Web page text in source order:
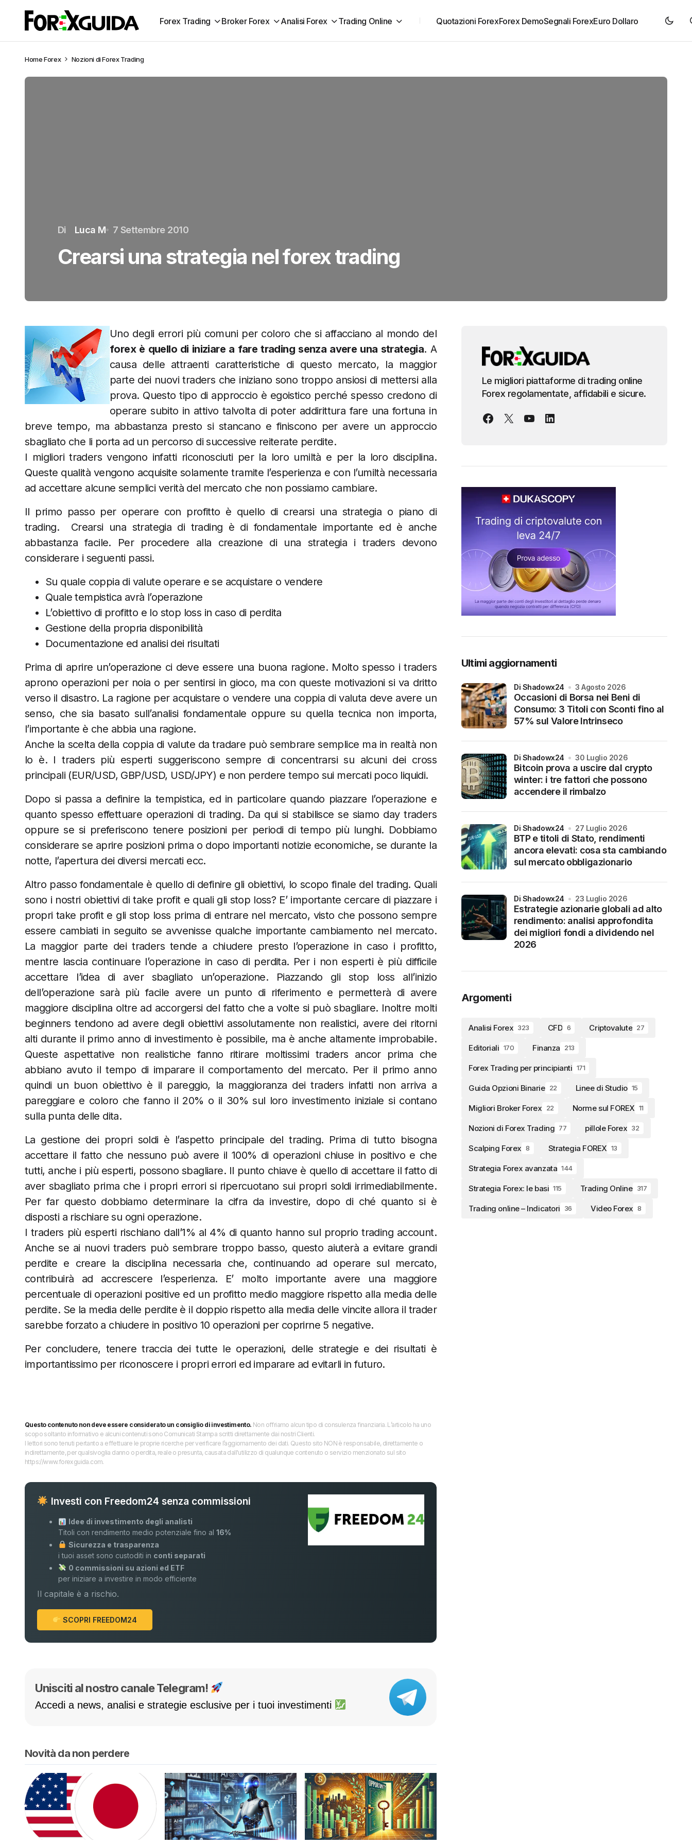
Forex Trading Broker Forex Analisi Forex Trading Online Quotazioni ForexForex DemoSegnali ForexEuro Dollaro
HomeForex Nozioni di Forex Trading
Di Luca M 7 Settembre 2010
Crearsi una strategia nel forex trading
Uno degli errori più comuni per coloro che si affacciano al mondo del
forex è quello di iniziare a fare trading senza avere una strategia. A
causa delle attraenti caratteristiche di questo mercato, la maggior
parte dei nuovi traders che iniziano sono troppo ansiosi di mettersi alla
prova. Questo tipo di approccio è egoistico perché spesso credono di
operare subito in attivo talvolta di poter addirittura fare una fortuna in
breve tempo, ma abbastanza presto si stancano e finiscono per avere un approccio
sbagliato che li porta ad un percorso di successive reiterate perdite.
I migliori traders vengono infatti riconosciuti per la loro umiltà e per la loro disciplina.
Queste qualità vengono acquisite solamente tramite l’esperienza e con l’umiltà necessaria
ad accettare alcune semplici verità del mercato che non possiamo cambiare.
Il primo passo per operare con profitto è quello di crearsi una strategia o piano di
trading. Crearsi una strategia di trading è di fondamentale importante ed è anche
abbastanza facile. Per procedere alla creazione di una strategia i traders devono
considerare i seguenti passi.
Su quale coppia di valute operare e se acquistare o vendere
Quale tempistica avrà l’operazione
L’obiettivo di profitto e lo stop loss in caso di perdita
Gestione della propria disponibilità
Documentazione ed analisi dei risultati
Prima di aprire un’operazione ci deve essere una buona ragione. Molto spesso i traders
aprono operazioni per noia o per sentirsi in gioco, ma con queste motivazioni si va dritto
verso il disastro. La ragione per acquistare o vendere una coppia di valuta deve avere un
senso, che sia basato sull’analisi fondamentale oppure su quella tecnica non importa,
l’importante è che abbia una ragione.
Anche la scelta della coppia di valute da tradare può sembrare semplice ma in realtà non
lo è. I traders più esperti suggeriscono sempre di concentrarsi su alcuni dei cross
principali (EUR/USD, GBP/USD, USD/JPY) e non perdere tempo sui mercati poco liquidi.
Dopo si passa a definire la tempistica, ed in particolare quando piazzare l’operazione e
quanto spesso effettuare operazioni di trading. Da qui si stabilisce se siamo day traders
oppure se si preferiscono tenere posizioni per periodi di tempo più lunghi. Dobbiamo
considerare se aprire posizioni prima o dopo importanti notizie economiche, se durante la
notte, l’apertura dei diversi mercati ecc.
Altro passo fondamentale è quello di definire gli obiettivi, lo scopo finale del trading. Quali
sono i nostri obiettivi di take profit e quali gli stop loss? E’ importante cercare di piazzare i
propri take profit e gli stop loss prima di entrare nel mercato, visto che possono sempre
essere cambiati in seguito se avvenisse qualche importante cambiamento nel mercato.
La maggior parte dei traders tende a chiudere presto l’operazione in caso i profitto,
mentre lascia continuare l’operazione in caso di perdita. Per i non esperti è più difficile
accettare l’idea di aver sbagliato un’operazione. Piazzando gli stop loss all’inizio
dell’operazione sarà più facile avere un punto di riferimento e permetterà di avere
maggiore disciplina oltre ad accorgersi del fatto che a volte si può sbagliare. Inoltre molti
beginners tendono ad avere degli obiettivi assolutamente non realistici, avere dei ritorni
alti durante il primo anno di investimento è possibile, ma è anche altamente improbabile.
Queste aspettative non realistiche fanno ritirare moltissimi traders ancor prima che
abbiano avuto il tempo di imparare il comportamento del mercato. Per il primo anno
quindi un buon obiettivo è il pareggio, la maggioranza dei traders infatti non arriva a
pareggiare e coloro che fanno il 20% o il 30% sul loro investimento iniziale si contano
sulla punta delle dita.
La gestione dei propri soldi è l’aspetto principale del trading. Prima di tutto bisogna
accettare il fatto che nessuno può avere il 100% di operazioni chiuse in positivo e che
tutti, anche i più esperti, possono sbagliare. Il punto chiave è quello di accettare il fatto di
aver sbagliato prima che i propri errori si ripercuotano sui propri soldi irrimediabilmente.
Per far questo dobbiamo determinare la cifra da investire, dopo di ché quanto si è
disposti a rischiare su ogni operazione.
I traders più esperti rischiano dall’1% al 4% di quanto hanno sul proprio trading account.
Anche se ai nuovi traders può sembrare troppo basso, questo aiuterà a evitare grandi
perdite e creare la disciplina necessaria che, continuando ad operare sul mercato,
contribuirà ad accrescere l’esperienza. E’ molto importante avere una maggiore
percentuale di operazioni positive ed un profitto medio maggiore rispetto alla media delle
perdite. Se la media delle perdite è il doppio rispetto alla media delle vincite allora il trader
sarebbe forzato a chiudere in positivo 10 operazioni per coprirne 5 negative.
Per concludere, tenere traccia dei tutte le operazioni, delle strategie e dei risultati è
importantissimo per riconoscere i propri errori ed imparare ad evitarli in futuro.
Questo contenuto non deve essere considerato un consiglio di investimento. Non offriamo alcun tipo di consulenza finanziaria. L’articolo ha uno
scopo soltanto informativo e alcuni contenuti sono Comunicati Stampa scritti direttamente dai nostri Clienti.
I lettori sono tenuti pertanto a effettuare le proprie ricerche per verificare l’aggiornamento dei dati. Questo sito NON è responsabile, direttamente o
indirettamente, per qualsivoglia danno o perdita, reale o presunta, causata dall'utilizzo di qualunque contenuto o servizio menzionato sul sito
https://www.forexguida.com.
Investi con Freedom24 senza commissioni
Idee di investimento degli analisti
Titoli con rendimento medio potenziale fino al16%
Sicurezza e trasparenza
i tuoi asset sono custoditi in conti separati
0 commissioni su azioni ed ETF
per iniziare a investire in modo efficiente
Il capitale è a rischio.
SCOPRI FREEDOM24
Unisciti al nostro canale Telegram!
Accedi a news, analisi e strategie esclusive per i tuoi investimenti
Novità da non perdere
Le migliori piattaforme di trading online
Forex regolamentate, affidabili e sicure.
Ultimi aggiornamenti
Occasioni di Borsa nei Beni di
Consumo: 3 Titoli con Sconti fino al
57% sul Valore Intrinseco
di Shadowx24 3 Agosto 2026
Bitcoin prova a uscire dal crypto
winter: i tre fattori che possono
accendere il rimbalzo
di Shadowx24 30 Luglio 2026
BTP e titoli di Stato, rendimenti
ancora elevati: cosa sta cambiando
sul mercato obbligazionario
di Shadowx24 27 Luglio 2026
Estrategie azionarie globali ad alto
rendimento: analisi approfondita
dei migliori fondi a dividendo nel
2026
di Shadowx24 23 Luglio 2026
Argomenti
Analisi Forex 323 CFD 6 Criptovalute 27
Editoriali 170 Finanza 213
Forex Trading per principianti 171
Guida Opzioni Binarie 22 Linee di Studio 15
Migliori Broker Forex 22 Norme sul FOREX 11
Nozioni di Forex Trading 77 pillole Forex 32
Scalping Forex 8 Strategia FOREX 13
Strategia Forex avanzata 144
Strategia Forex: le basi 115 Trading Online 317
Trading online – Indicatori 36 Video Forex 8